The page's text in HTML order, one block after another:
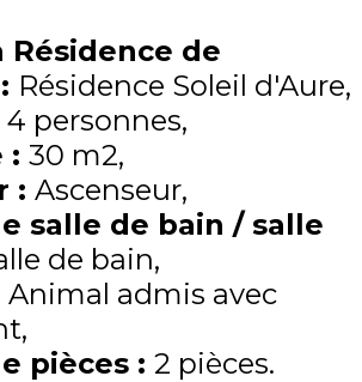
Résidence de
: Résidence Soleil d'Aure
4 personnes
: 30 m2
: Ascenseur
salle de bain / salle
de bain
Animal admis avec
pièces : 2 pièces